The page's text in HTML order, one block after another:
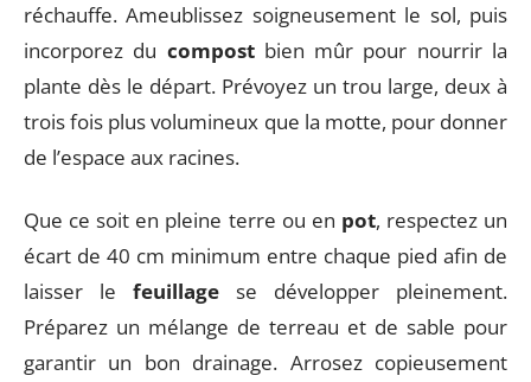
réchauffe. Ameublissez soigneusement le sol, puis
incorporez du compostbien mûr pour nourrir la
plante dès le départ. Prévoyez un trou large, deux à
trois fois plus volumineux que la motte, pour donner
de l’espace aux racines.
Que ce soit en pleine terre ou en pot, respectez un
écart de 40 cm minimum entre chaque pied afin de
laisser le feuillage se développer pleinement.
Préparez un mélange de terreau et de sable pour
garantir un bon drainage. Arrosez copieusement